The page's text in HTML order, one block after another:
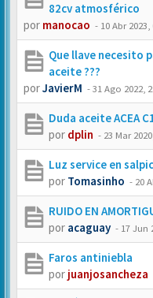
82cv atmosférico
por manocao - 10 Abr 2023,
Que llave necesito
aceite ???
porJavierM -31 Ago 2022,
Duda aceite ACEA
por dplin - 23 Mar
Luz service en
por Tomasinho - 20
RUIDO EN
por acaguay - 17 Jun
Faros antiniebla
por juanjosancheza